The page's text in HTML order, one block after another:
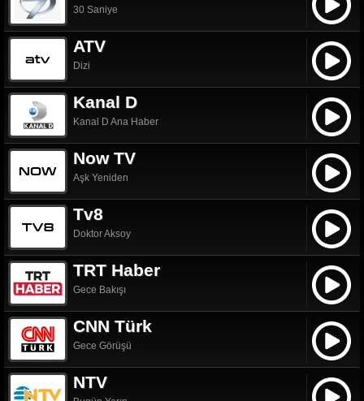
30 Saniye
ATV
Dizi
Kanal D
Kanal D Ana Haber
Now TV
Aşk Yeniden
Tv8
Doktor Aksoy
TRT Haber
Gece Bakışı
CNN Türk
Gece Görüşü
NTV